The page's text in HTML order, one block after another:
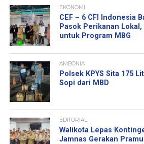
EKONOMI
CEF – 6 CFI Indonesia
Pasok Perikanan Lokal,
untuk Program MBG
AMBONIA
Polsek KPYS Sita 175
Sopi dari MBD
EDITORIAL
Walikota Lepas
Jamnas Gerakan